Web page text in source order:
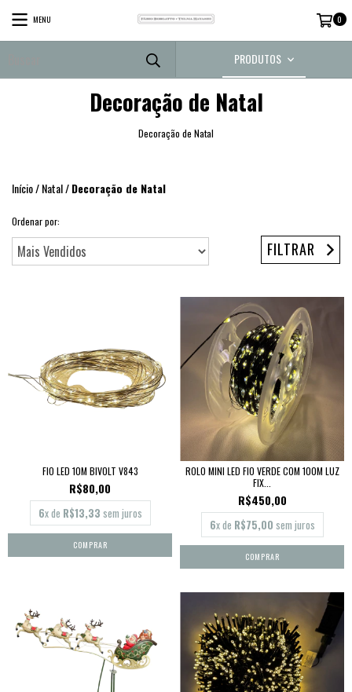
MENU 0
PRODUTOS
Decoração de Natal
Decoração de Natal
Início/Natal/Decoração de Natal
Ordenar por:
FILTRAR
FIO LED 10M BIVOLT V843
R$80,00
6x de R$13,33 sem juros
ROLO MINI LED FIO VERDE COM 100M LUZ
FIX...
R$450,00
6x de R$75,00 sem juros